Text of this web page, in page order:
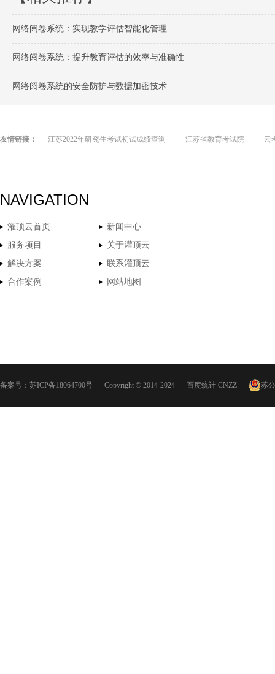
网络阅卷系统：实现教学评估智能化管理
网络阅卷系统：提升教育评估的效率与准确性
网络阅卷系统的安全防护与数据加密技术
友情链接： 江苏2022年研究生考试初试成绩查询 江苏省教育考试院 云
NAVIGATION
灌顶云首页
新闻中心
服务项目
关于灌顶云
解决方案
联系灌顶云
合作案例
网站地图
备案号： 苏ICP备18064700号 Copyright © 2014-2024 百度统计 CNZZ 苏